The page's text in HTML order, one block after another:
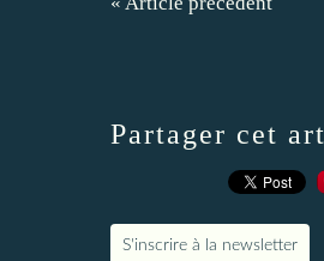
Partager cet
S'inscrire à la newsletter